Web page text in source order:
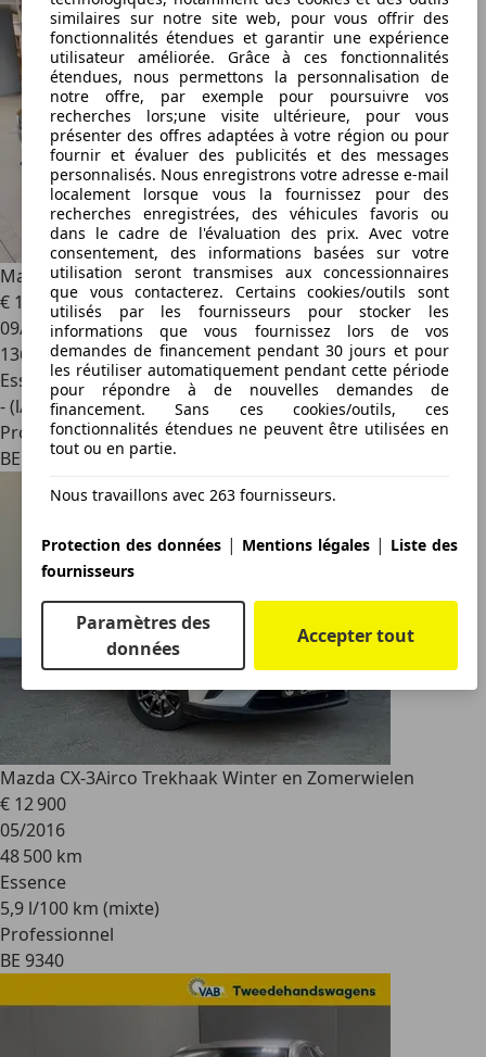
similaires sur notre site web, pour vous offrir des
fonctionnalités étendues et garantir une expérience
utilisateur améliorée. Grâce à ces fonctionnalités
étendues, nous permettons la personnalisation de
notre offre, par exemple pour poursuivre vos
recherches lors;une visite ultérieure, pour vous
présenter des offres adaptées à votre région ou pour
fournir et évaluer des publicités et des messages
personnalisés. Nous enregistrons votre adresse e-mail
localement lorsque vous la fournissez pour des
recherches enregistrées, des véhicules favoris ou
dans le cadre de l'évaluation des prix. Avec votre
consentement, des informations basées sur votre
utilisation seront transmises aux concessionnaires
que vous contacterez. Certains cookies/outils sont
utilisés par les fournisseurs pour stocker les
informations que vous fournissez lors de vos
demandes de financement pendant 30 jours et pour
les réutiliser automatiquement pendant cette période
pour répondre à de nouvelles demandes de
financement. Sans ces cookies/outils, ces
fonctionnalités étendues ne peuvent être utilisées en
tout ou en partie.
Nous travaillons avec 263 fournisseurs.
Protection des données | Mentions légales | Liste des
fournisseurs
Paramètres des
données
Accepter tout
Mazda 32.0 SKYACTIV-G Sense + winterset
€ 10 250
09/2014
136 190 km
Essence
- (l/100 km)
Professionnel
BE 2300
Mazda CX-3Airco Trekhaak Winter en Zomerwielen
€ 12 900
05/2016
48 500 km
Essence
5,9 l/100 km (mixte)
Professionnel
BE 9340